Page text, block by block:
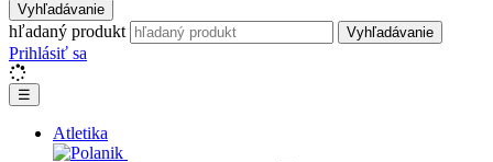
Vyhľadávanie
hľadaný produkt Vyhľadávanie
Prihlásiť sa
☰
Atletika